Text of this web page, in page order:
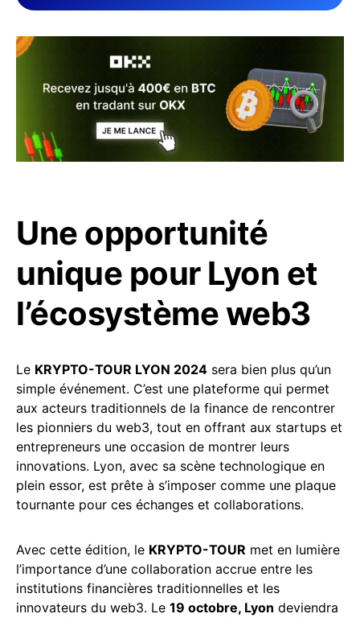
Une opportunité
unique pour Lyon et
l’écosystème web3
Le KRYPTO-TOUR LYON 2024 sera bien plus qu’un
simple événement. C’est une plateforme qui permet
aux acteurs traditionnels de la finance de rencontrer
les pionniers du web3, tout en offrant aux startups et
entrepreneurs une occasion de montrer leurs
innovations. Lyon, avec sa scène technologique en
plein essor, est prête à s’imposer comme une plaque
tournante pour ces échanges et collaborations.
Avec cette édition, le KRYPTO-TOUR met en lumière
l’importance d’une collaboration accrue entre les
institutions financières traditionnelles et les
innovateurs du web3. Le 19 octobre, Lyon deviendra